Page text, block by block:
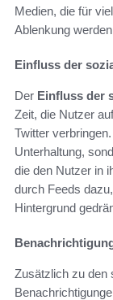
Medien, die für
Ablenkung
Einfluss der
Der Einfluss der
Zeit, die Nutzer
Twitter
Unterhaltung,
die den Nutzer in
durch Feeds
Hintergrund
Zusätzlich zu den